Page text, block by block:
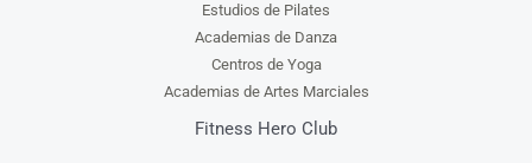
Estudios de Pilates
Academias de Danza
Centros de Yoga
Academias de Artes Marciales
Fitness Hero Club